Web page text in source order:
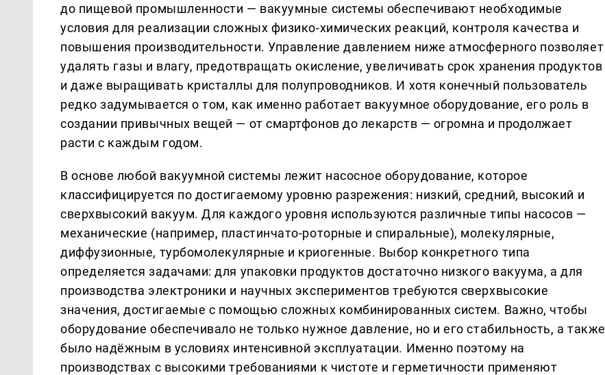
до пищевой промышленности — вакуумные системы обеспечивают необходимые
условия для реализации сложных физико-химических реакций, контроля качества и
повышения производительности. Управление давлением ниже атмосферного позволяет
удалять газы и влагу, предотвращать окисление, увеличивать срок хранения продуктов
и даже выращивать кристаллы для полупроводников. И хотя конечный пользователь
редко задумывается о том, как именно работает вакуумное оборудование, его роль в
создании привычных вещей — от смартфонов до лекарств — огромна и продолжает
расти с каждым годом.
В основе любой вакуумной системы лежит насосное оборудование, которое
классифицируется по достигаемому уровню разрежения: низкий, средний, высокий и
сверхвысокий вакуум. Для каждого уровня используются различные типы насосов —
механические (например, пластинчато-роторные и спиральные), молекулярные,
диффузионные, турбомолекулярные и криогенные. Выбор конкретного типа
определяется задачами: для упаковки продуктов достаточно низкого вакуума, а для
производства электроники и научных экспериментов требуются сверхвысокие
значения, достигаемые с помощью сложных комбинированных систем. Важно, чтобы
оборудование обеспечивало не только нужное давление, но и его стабильность, а также
было надёжным в условиях интенсивной эксплуатации. Именно поэтому на
производствах с высокими требованиями к чистоте и герметичности применяют